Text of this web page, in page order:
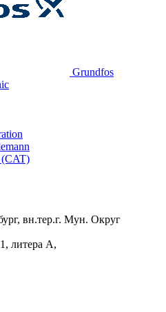
Grundfos
(CAT)
вн.тер.г. Мун. Округ
литера А,